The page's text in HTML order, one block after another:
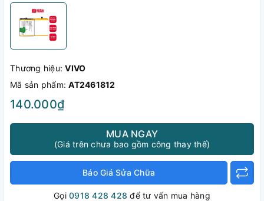
Thương hiệu:VIVO
Mã sản phẩm:AT2461812
140.000₫
MUA NGAY
(Giá trên chưa bao gồm công thay thế)
Báo Giá Sửa Chữa
Gọi0918 428 428 để tư vấn mua hàng